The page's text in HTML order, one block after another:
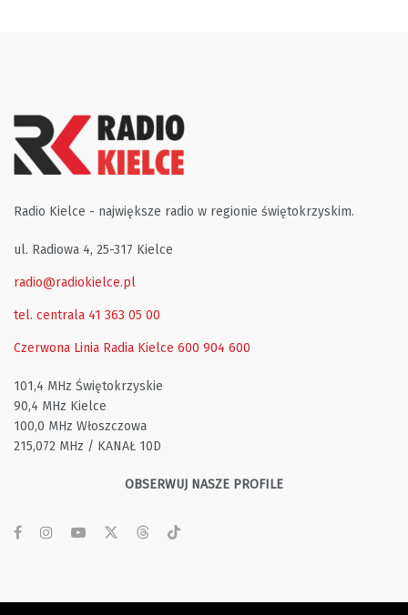
Radio Kielce - największe radio w regionie świętokrzyskim.
ul. Radiowa 4, 25-317 Kielce
radio@radiokielce.pl
tel. centrala 41 363 05 00
Czerwona Linia Radia Kielce 600 904 600
101,4 MHz Świętokrzyskie
90,4 MHz Kielce
100,0 MHz Włoszczowa
215,072 MHz / KANAŁ 10D
OBSERWUJ NASZE PROFILE